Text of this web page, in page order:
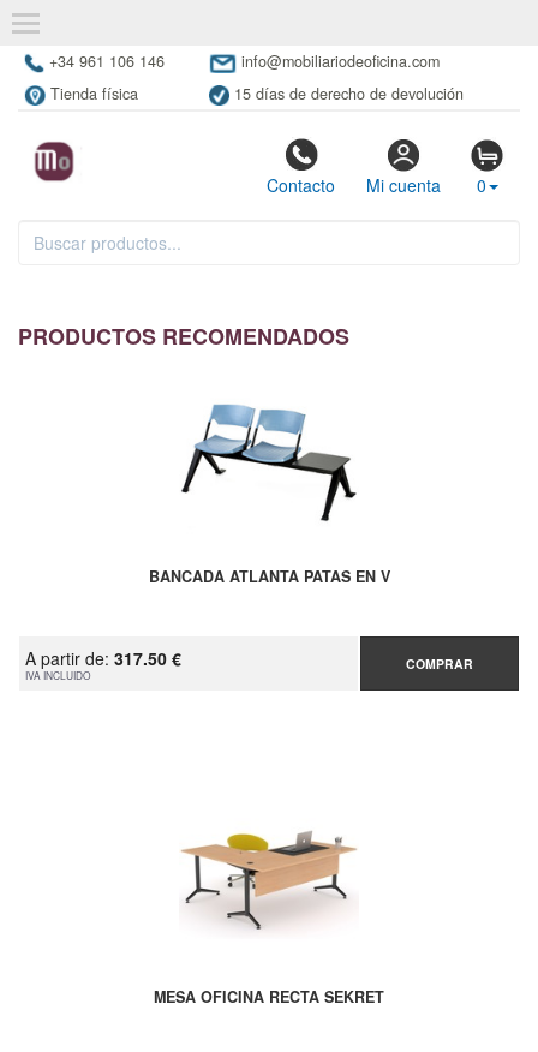
+34 961 106 146
info@mobiliariodeoficina.com
Tienda física
15 días de derecho de devolución
Contacto Mi cuenta 0
PRODUCTOS RECOMENDADOS
BANCADA ATLANTA PATAS EN V
A partir de: 317.50 €
IVA INCLUIDO
COMPRAR
MESA OFICINA RECTA SEKRET